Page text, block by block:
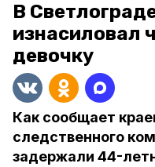
В
изнасиловал
девочку
Как сообщает
следственного
задержали 44-